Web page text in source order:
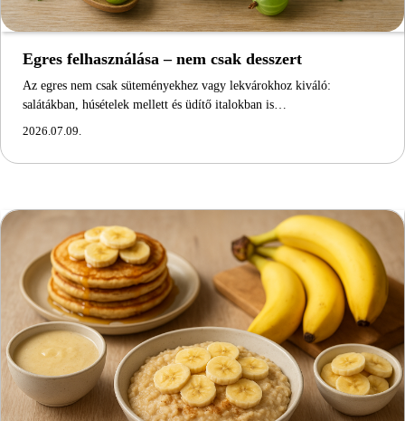
Egres felhasználása – nem csak desszert
Az egres nem csak süteményekhez vagy lekvárokhoz kiváló:
salátákban, húsételek mellett és üdítő italokban is…
2026.07.09.